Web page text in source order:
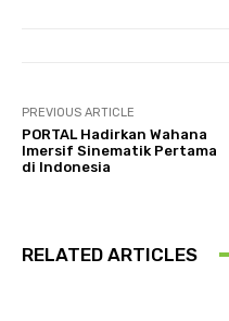
PREVIOUS ARTICLE
PORTAL Hadirkan Wahana
Imersif Sinematik Pertama
di Indonesia
RELATED ARTICLES